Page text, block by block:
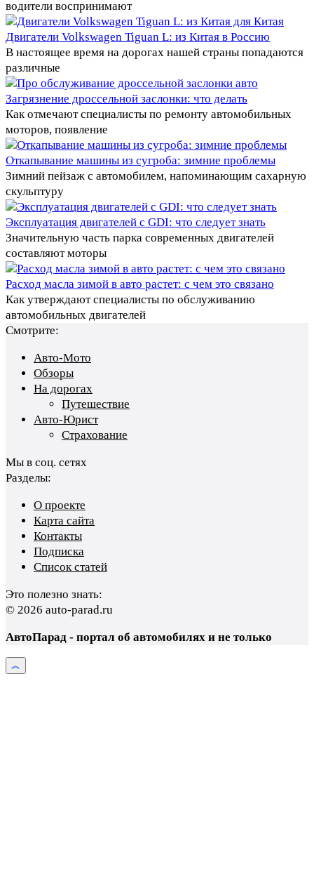
водители воспринимают
Двигатели Volkswagen Tiguan L: из Китая в Россию
В настоящее время на дорогах нашей страны попадаются
различные
Загрязнение дроссельной заслонки: что делать
Как отмечают специалисты по ремонту автомобильных
моторов, появление
Откапывание машины из сугроба: зимние проблемы
Зимний пейзаж с автомобилем, напоминающим сахарную
скульптуру
Эксплуатация двигателей с GDI: что следует знать
Значительную часть парка современных двигателей
составляют моторы
Расход масла зимой в авто растет: с чем это связано
Как утверждают специалисты по обслуживанию
автомобильных двигателей
Смотрите:
Авто-Мото
Обзоры
На дорогах
Путешествие
Авто-Юрист
Страхование
Мы в соц. сетях
Разделы:
О проекте
Карта сайта
Контакты
Подписка
Список статей
Это полезно знать:
© 2026 auto-parad.ru
АвтоПарад - портал об автомобилях и не только